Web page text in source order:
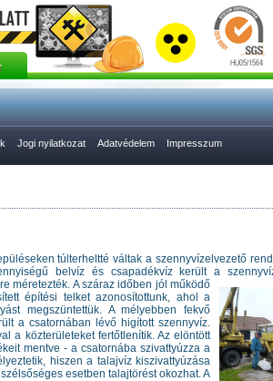
Jogi nyilatkozat Adatvédelem Impresszum
túlterheltté váltak a szennyvízelvezető
belvíz és csapadékvíz került a
méretezték. A száraz időben jól működő
építési telket azonosítottunk, ahol a
megszüntettük. A mélyebben fekvő
a csatornában lévő higított szennyvíz.
a közterületeket fertőtlenítik. Az elöntött
mentve - a csatornába szivattyúzza a
hiszen a talajvíz kiszivattyúzása
esetben talajtörést okozhat. A